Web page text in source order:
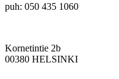
puh: 050 435 1060
Kornetintie 2b
00380 HELSINKI